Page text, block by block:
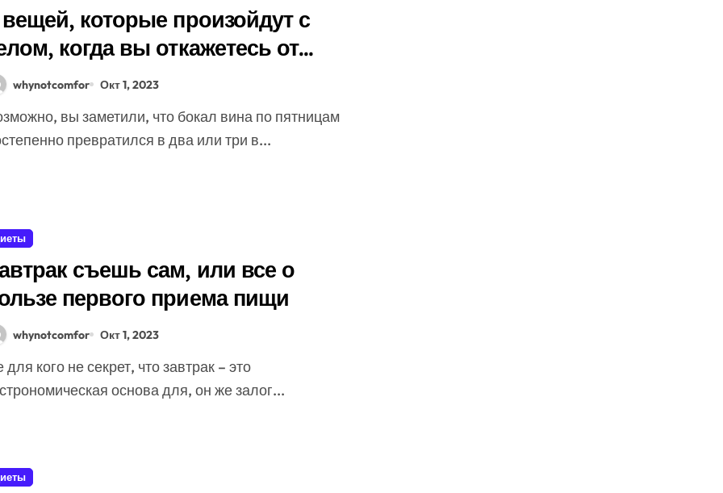
которые произойдут с
когда вы откажетесь от
whynotcomfor Окт 1, 2023
превратился в два или три в...
съешь сам, или все о
первого приема пищи
whynotcomfor Окт 1, 2023
основа для, он же залог...